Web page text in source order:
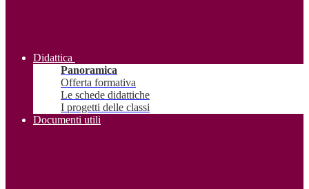
Didattica
Panoramica
Offerta formativa
Le schede didattiche
I progetti delle classi
Documenti utili